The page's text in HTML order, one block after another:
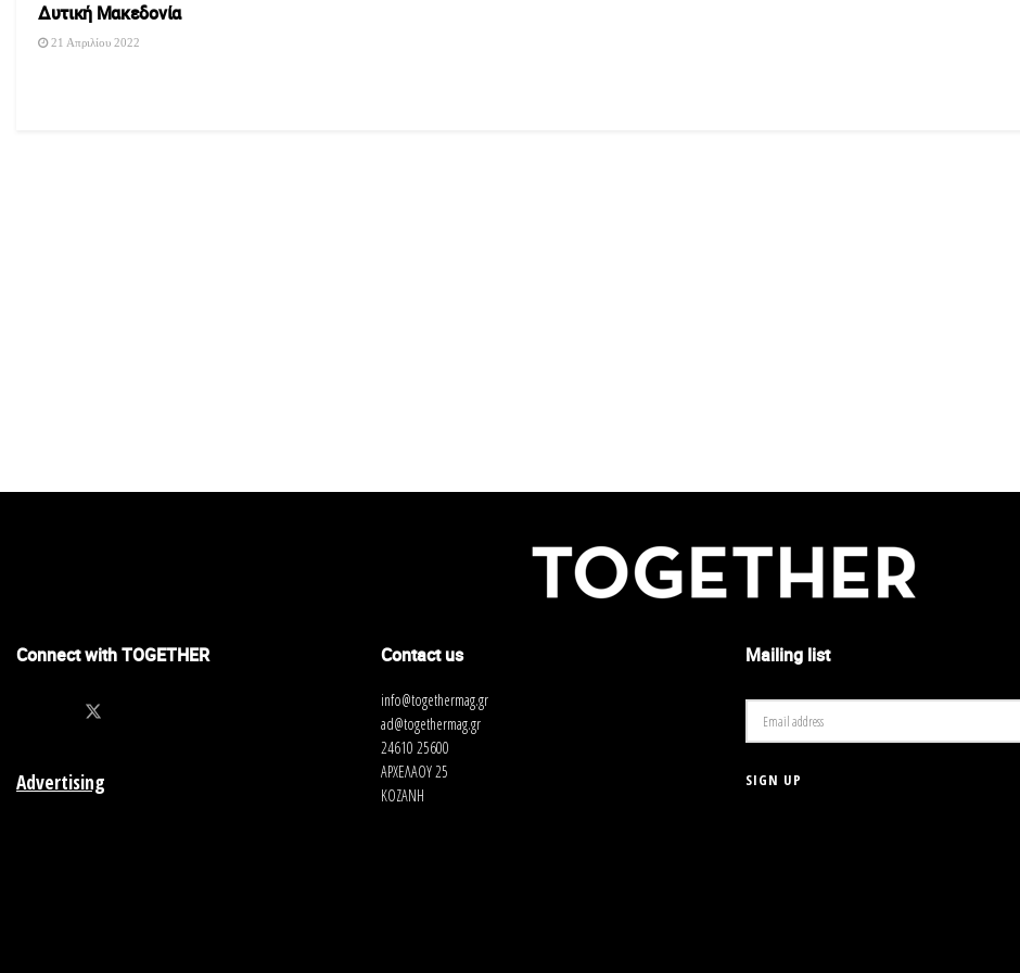
Δυτική Μακεδονία
21 Απριλίου 2022
Connect with TOGETHER
Advertising
Contact us
info@togethermag.gr
ad@togethermag.gr
24610 25600
ΑΡΧΕΛΑΟΥ 25
ΚΟΖΑΝΗ
Mailing list